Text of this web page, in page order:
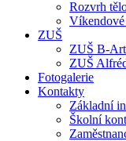
Rozvrh
Víkendové
ZUŠ
ZUŠ B-Art
ZUŠ
Fotogalerie
Kontakty
Základní
Školní